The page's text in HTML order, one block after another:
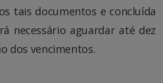
tais documentos e concluída
necessário aguardar até dez
dos vencimentos.